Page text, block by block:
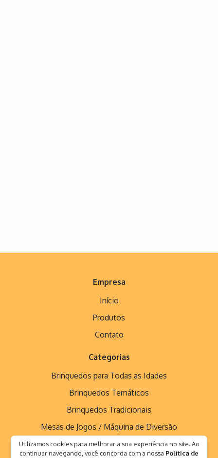
Empresa
Início
Produtos
Contato
Categorias
Brinquedos para Todas as Idades
Brinquedos Temáticos
Brinquedos Tradicionais
Mesas de Jogos / Máquina de Diversão
Todos os brinquedos
Utilizamos cookies para melhorar a sua experiência no site. Ao
continuar navegando, você concorda com a nossa Política de